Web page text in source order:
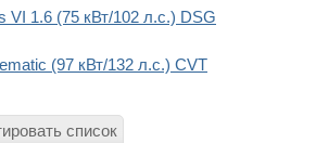
VI 1.6 (75 кВт/102 л.с.) DSG
(97 кВт/132 л.с.) CVT
список